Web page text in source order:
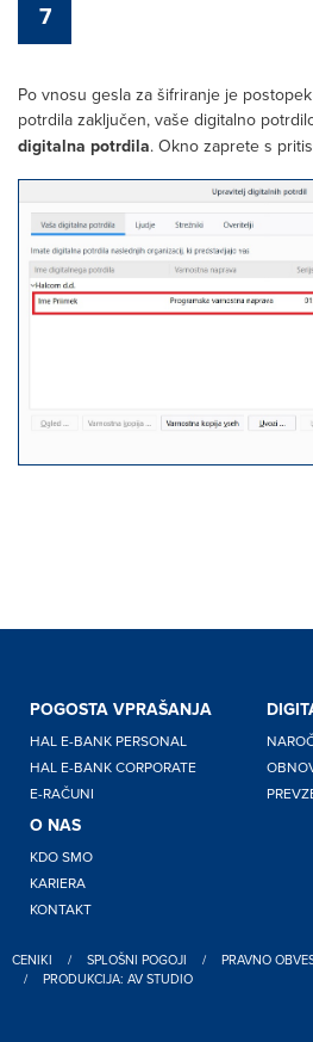
7
Po vnosu gesla za šifriranje je
potrdila zaključen, vaše digitalno
digitalna potrdila. Okno zaprete s
POGOSTA VPRAŠANJA
HAL E-BANK PERSONAL
HAL E-BANK CORPORATE
E-RAČUNI
O NAS
KDO SMO
KARIERA
KONTAKT
CENIKI / SPLOŠNI POGOJI / PRAVNO
/
PRODUKCIJA: AV STUDIO